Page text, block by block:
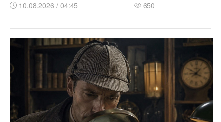
10.08.2026 / 04:45 650